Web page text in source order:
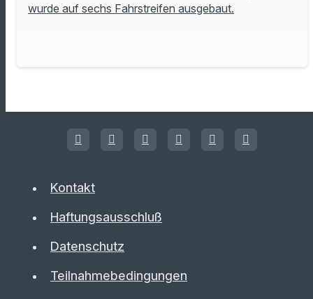
wurde auf sechs Fahrstreifen ausgebaut.
Kontakt
Haftungsausschluß
Datenschutz
Teilnahmebedingungen